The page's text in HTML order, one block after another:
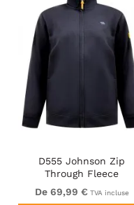
D555 Johnson Zip
Through Fleece
Sweatshirt with Chest
Embroidery Navy
De 69,99 € TVA incluse